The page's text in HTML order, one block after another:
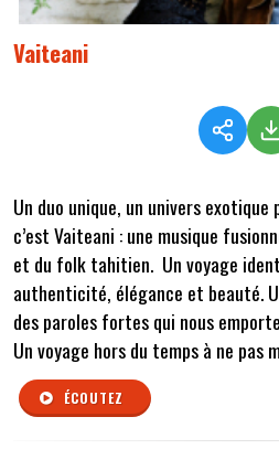
Vaiteani
Un duo unique, un univers
c’est Vaiteani : une musique
et du folk tahitien. Un voyage
authenticité, élégance et beauté.
des paroles fortes qui nous
Un voyage hors du temps à ne pas
ÉCOUTEZ